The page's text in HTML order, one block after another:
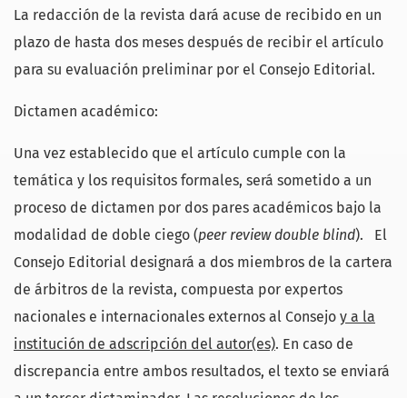
La redacción de la revista dará acuse de recibido en un
plazo de hasta dos meses después de recibir el artículo
para su evaluación preliminar por el Consejo Editorial.
Dictamen académico:
Una vez establecido que el artículo cumple con la
temática y los requisitos formales, será sometido a un
proceso de dictamen por dos pares académicos bajo la
modalidad de doble ciego (peer review double blind). El
Consejo Editorial designará a dos miembros de la cartera
de árbitros de la revista, compuesta por expertos
nacionales e internacionales externos al Consejo y a la
institución de adscripción del autor(es). En caso de
discrepancia entre ambos resultados, el texto se enviará